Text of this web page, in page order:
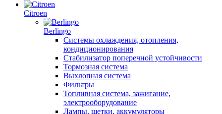
Citroen
Berlingo
Системы охлаждения, отопления,
кондиционирования
Стабилизатор поперечной устойчивости
Тормозная система
Выхлопная система
Фильтры
Топливная система, зажигание,
электрооборудование
Лампы, щетки, аккумуляторы